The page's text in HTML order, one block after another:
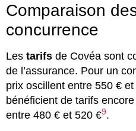
Comparaison
concurrence
Les tarifs de Covéa sont
de l’assurance. Pour un
prix oscillent entre 550 €
bénéficient de tarifs
entre 480 € et 520 €9.